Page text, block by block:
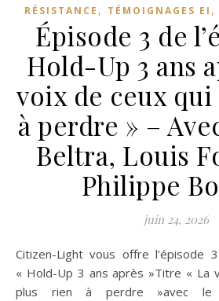
RÉSISTANCE , TÉMOIGNAGES EI ,
Épisode 3 de
Hold-Up 3 ans
voix de ceux qui
à perdre » –
Beltra, Louis
Philippe
juin 24, 2026
Citizen-Light vous offre l’épisode 3 de l’émission phare
« Hold-Up 3 ans après »Titre « La
plus rien à perdre »avec le